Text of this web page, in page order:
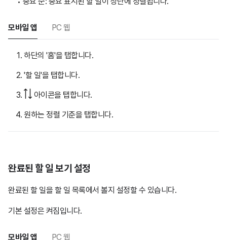
모바일 앱 PC 웹
하단의 '홈'을 탭합니다.
'할 일'을 탭합니다.
아이콘을 탭합니다.
원하는 정렬 기준을 탭합니다.
완료된 할 일 보기 설정
완료된 할 일을 할 일 목록에서 볼지 설정할 수 있습니다.
기본 설정은 켜짐입니다.
모바일 앱 PC 웹